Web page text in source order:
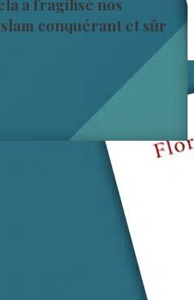
a fragilisé nos
conquérant et sûr